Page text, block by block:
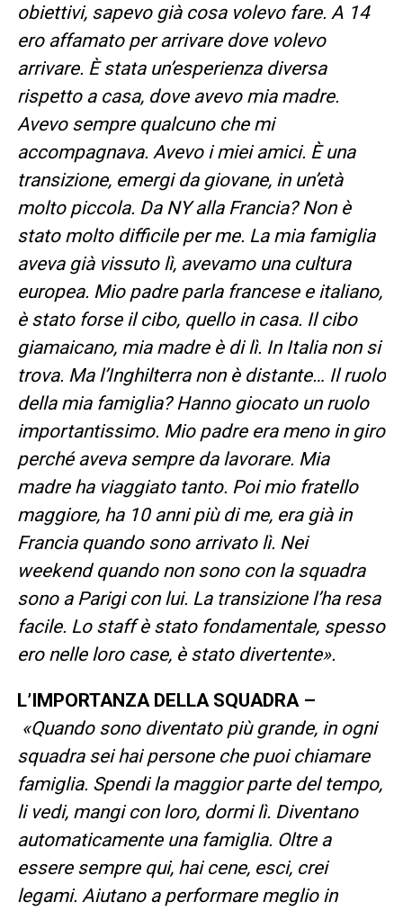
obiettivi, sapevo già cosa volevo fare. A 14
ero affamato per arrivare dove volevo
arrivare. È stata un’esperienza diversa
rispetto a casa, dove avevo mia madre.
Avevo sempre qualcuno che mi
accompagnava. Avevo i miei amici. È una
transizione, emergi da giovane, in un’età
molto piccola. Da NY alla Francia? Non è
stato molto difficile per me. La mia famiglia
aveva già vissuto lì, avevamo una cultura
europea. Mio padre parla francese e italiano,
è stato forse il cibo, quello in casa. Il cibo
giamaicano, mia madre è di lì. In Italia non si
trova. Ma l’Inghilterra non è distante… Il ruolo
della mia famiglia? Hanno giocato un ruolo
importantissimo. Mio padre era meno in giro
perché aveva sempre da lavorare. Mia
madre ha viaggiato tanto. Poi mio fratello
maggiore, ha 10 anni più di me, era già in
Francia quando sono arrivato lì. Nei
weekend quando non sono con la squadra
sono a Parigi con lui. La transizione l’ha resa
facile. Lo staff è stato fondamentale, spesso
ero nelle loro case, è stato divertente».
L’IMPORTANZA DELLA SQUADRA –
«Quando sono diventato più grande, in ogni
squadra sei hai persone che puoi chiamare
famiglia. Spendi la maggior parte del tempo,
li vedi, mangi con loro, dormi lì. Diventano
automaticamente una famiglia. Oltre a
essere sempre qui, hai cene, esci, crei
legami. Aiutano a performare meglio in